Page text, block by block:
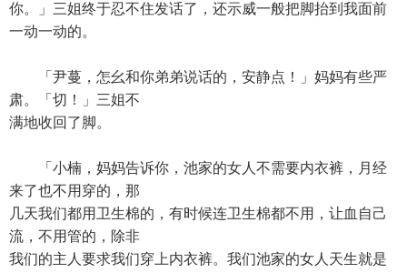
你。」三姐终于忍不住发话了，还示威一般把脚抬到我面前
一动一动的。
「尹蔓，怎幺和你弟弟说话的，安静点！」妈妈有些严
肃。「切！」三姐不
满地收回了脚。
「小楠，妈妈告诉你，池家的女人不需要内衣裤，月经
来了也不用穿的，那
几天我们都用卫生棉的，有时候连卫生棉都不用，让血自己
流，不用管的，除非
我们的主人要求我们穿上内衣裤。我们池家的女人天生就是